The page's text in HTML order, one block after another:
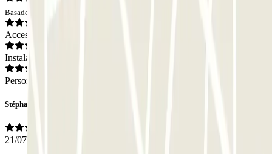
Basado en 27 opiniones
Acceso
Instalaciones
Personal
Stéphane
21/07/2026